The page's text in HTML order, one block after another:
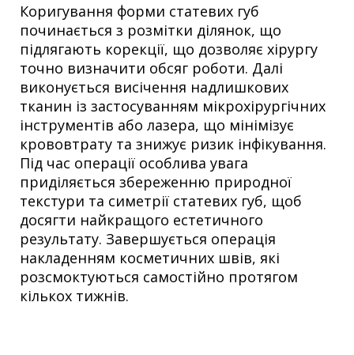
Коригування форми статевих губ
починається з розмітки ділянок, що
підлягають корекції, що дозволяє хірургу
точно визначити обсяг роботи. Далі
виконується висічення надлишкових
тканин із застосуванням мікрохірургічних
інструментів або лазера, що мінімізує
крововтрату та знижує ризик інфікування.
Під час операції особлива увага
приділяється збереженню природної
текстури та симетрії статевих губ, щоб
досягти найкращого естетичного
результату. Завершується операція
накладенням косметичних швів, які
розсмоктуються самостійно протягом
кількох тижнів.